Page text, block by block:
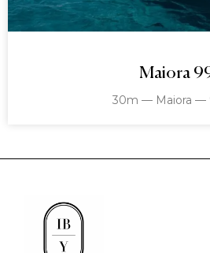
Maiora
30m — Maiora —